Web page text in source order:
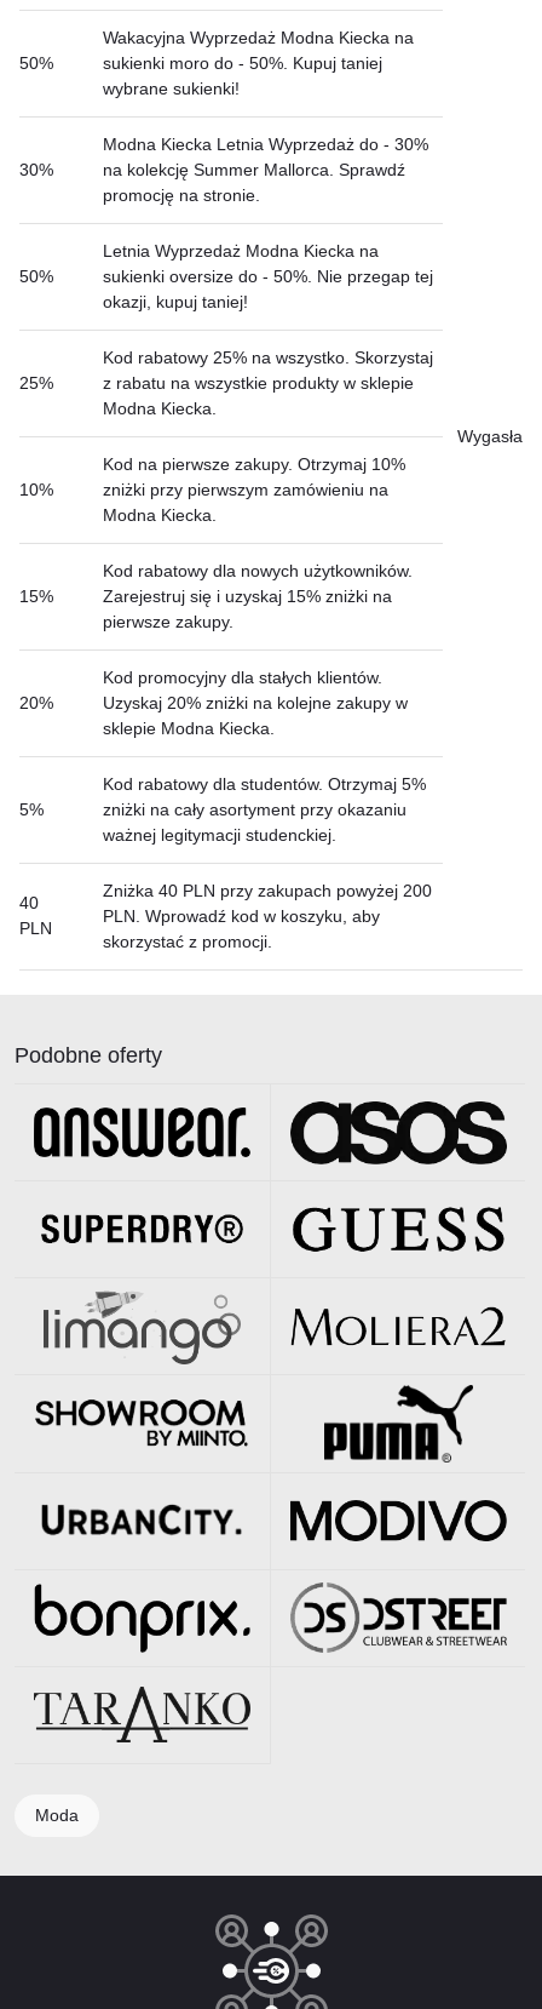
Wygasła
50%
Wakacyjna Wyprzedaż Modna Kiecka na
sukienki moro do - 50%. Kupuj taniej
wybrane sukienki!
30%
Modna Kiecka Letnia Wyprzedaż do - 30%
na kolekcję Summer Mallorca. Sprawdź
promocję na stronie.
50%
Letnia Wyprzedaż Modna Kiecka na
sukienki oversize do - 50%. Nie przegap tej
okazji, kupuj taniej!
25%
Kod rabatowy 25% na wszystko. Skorzystaj
z rabatu na wszystkie produkty w sklepie
Modna Kiecka.
10%
Kod na pierwsze zakupy. Otrzymaj 10%
zniżki przy pierwszym zamówieniu na
Modna Kiecka.
15%
Kod rabatowy dla nowych użytkowników.
Zarejestruj się i uzyskaj 15% zniżki na
pierwsze zakupy.
20%
Kod promocyjny dla stałych klientów.
Uzyskaj 20% zniżki na kolejne zakupy w
sklepie Modna Kiecka.
5%
Kod rabatowy dla studentów. Otrzymaj 5%
zniżki na cały asortyment przy okazaniu
ważnej legitymacji studenckiej.
40
PLN
Zniżka 40 PLN przy zakupach powyżej 200
PLN. Wprowadź kod w koszyku, aby
skorzystać z promocji.
Podobne oferty
Moda